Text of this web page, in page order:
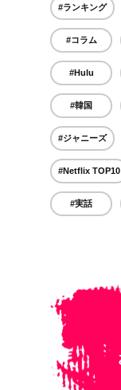
#ランキング
#コラム
#Hulu
#韓国
#ジャニーズ
#Netflix TOP10
#実話